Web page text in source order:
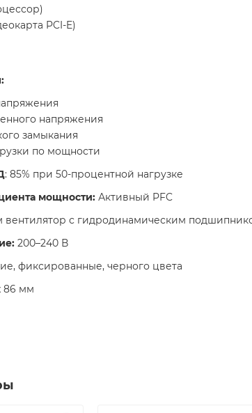
PCI-E)
напряжения
замыкания
по мощности
: 85% при 50-процентной нагрузке
мощности: Активный PFC
вентилятор с гидродинамическим
200–240 В
фиксированные, черного цвета
86 мм